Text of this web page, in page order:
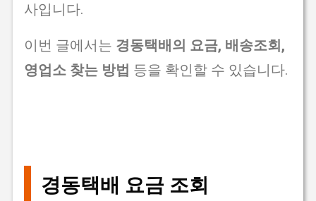
사입니다.
이번 글에서는 경동택배의 요금, 배송조회,
영업소 찾는 방법 등을 확인할 수 있습니다.
경동택배 요금 조회